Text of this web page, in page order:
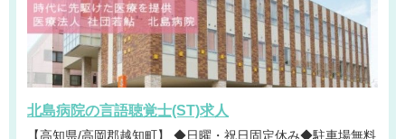
北島病院の言語聴覚士(ST)求人
【高知県/高岡郡越知町】 ◆日曜・祝日固定休み◆駐車場無料